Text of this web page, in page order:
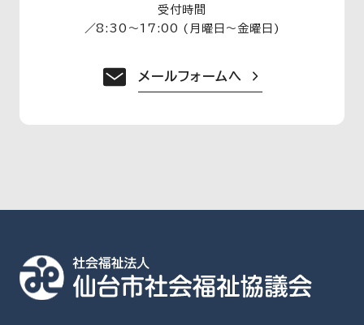
受付時間
／8:30〜17:00 (月曜日〜金曜日)
メールフォームへ